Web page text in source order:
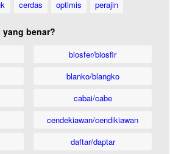
cerdas optimis perajin
benar?
biosfer/biosfir
blanko/blangko
cabai/cabe
cendekiawan/cendikiawan
daftar/daptar